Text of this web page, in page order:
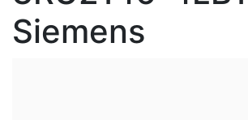
Siemens